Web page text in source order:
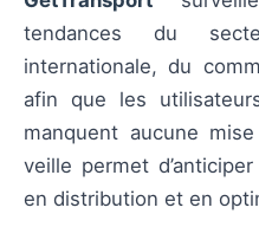
tendances du
internationale, du
afin que les
manquent aucune
veille permet
en distribution et en